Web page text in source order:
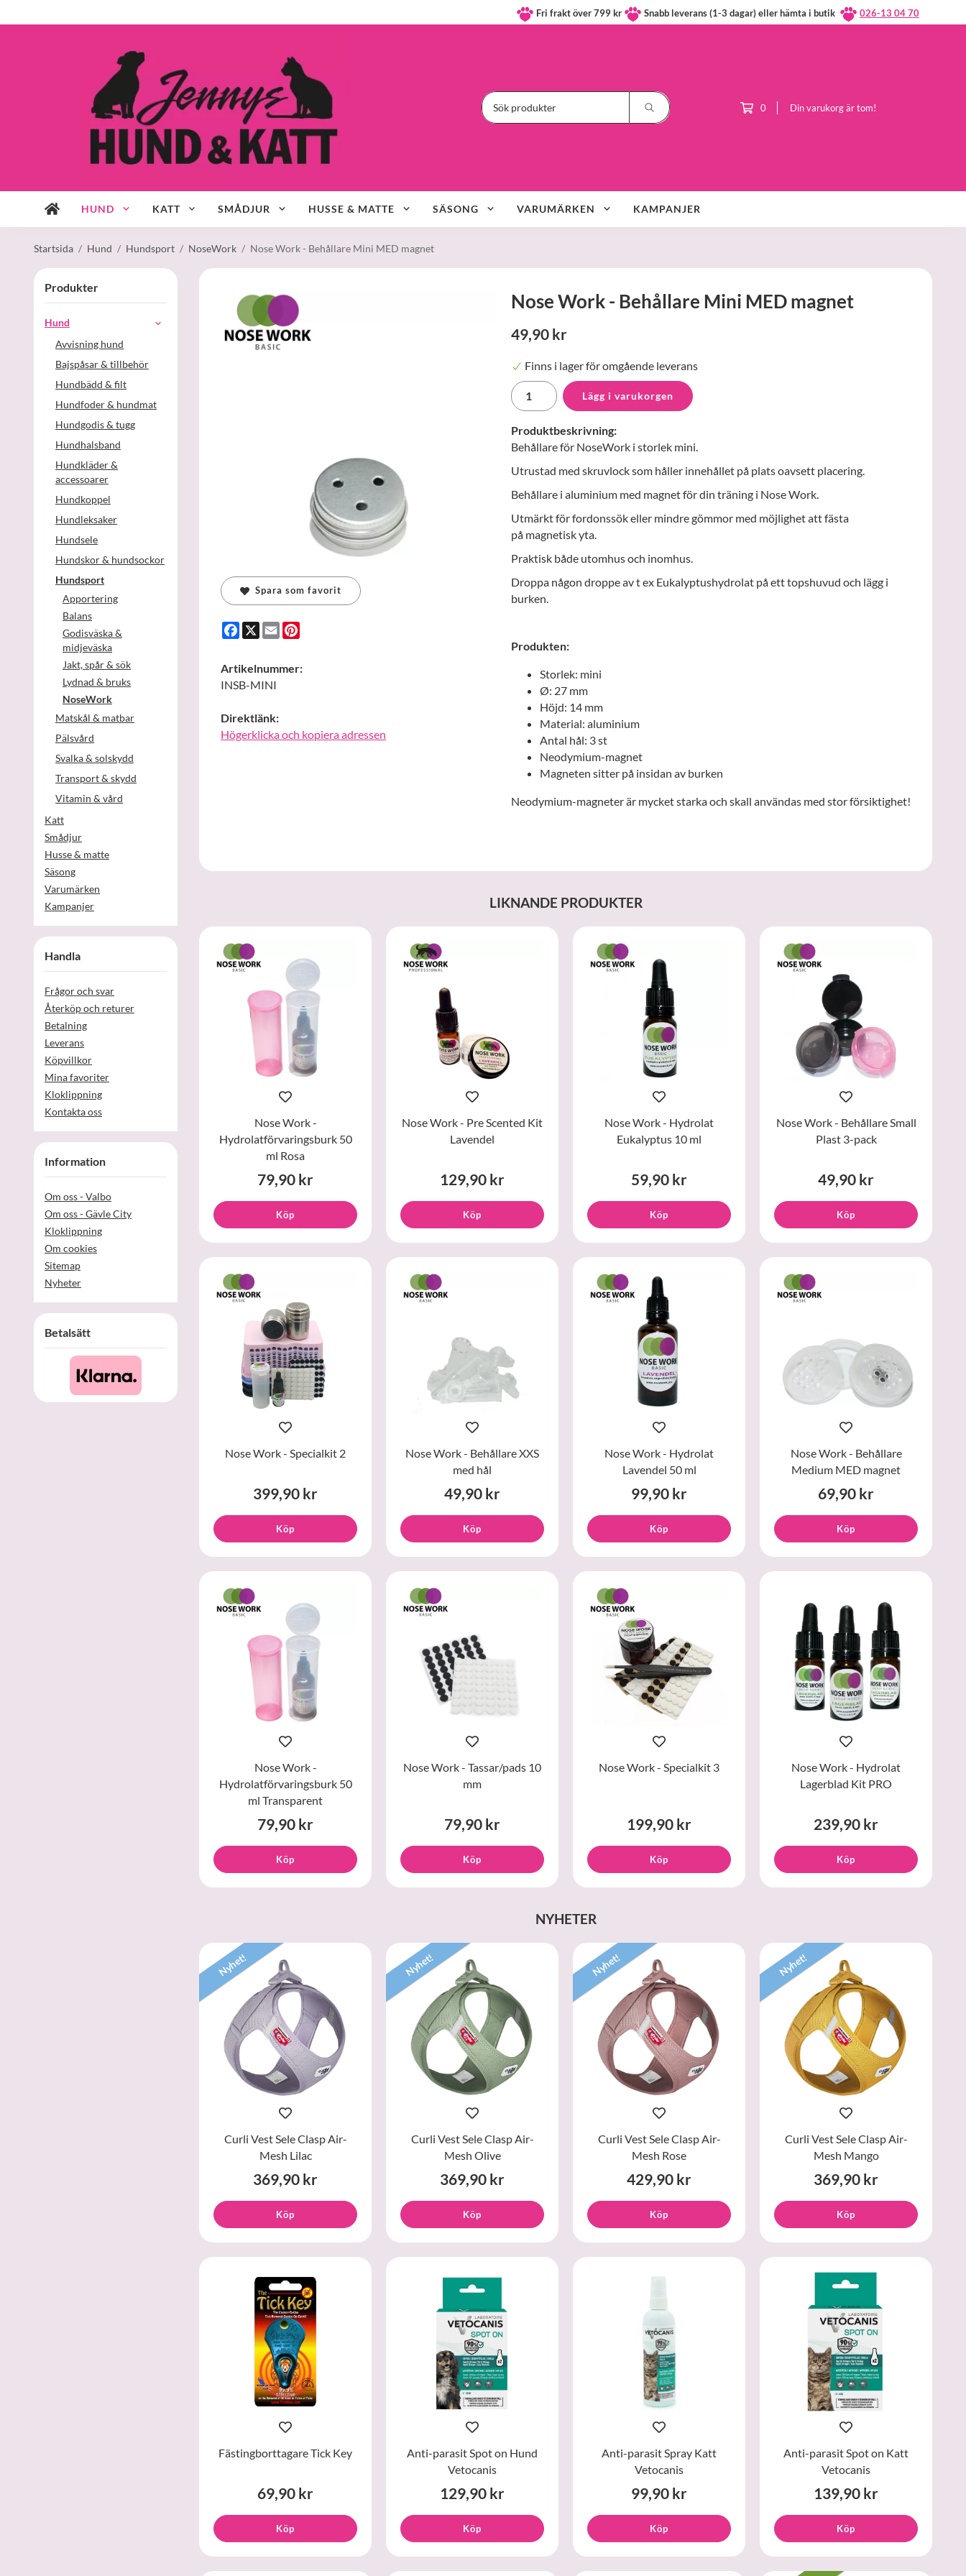
Fri frakt över 799 kr Snabb leverans (1-3 dagar) eller hämta i butik 026-13 04 70
0 Din varukorg är tom!
HUND KATT SMÅDJUR HUSSE & MATTE SÄSONG VARUMÄRKEN KAMPANJER
Startsida / Hund / Hundsport / NoseWork / Nose Work - Behållare Mini MED magnet
Produkter
Hund
Avvisning hund
Bajspåsar & tillbehör
Hundbädd & filt
Hundfoder & hundmat
Hundgodis & tugg
Hundhalsband
Hundkläder &
accessoarer
Hundkoppel
Hundleksaker
Hundsele
Hundskor & hundsockor
Hundsport
Apportering
Balans
Godisväska &
midjeväska
Jakt, spår & sök
Lydnad & bruks
NoseWork
Matskål & matbar
Pälsvård
Svalka & solskydd
Transport & skydd
Vitamin & vård
Katt
Smådjur
Husse & matte
Säsong
Varumärken
Kampanjer
Handla
Frågor och svar
Återköp och returer
Betalning
Leverans
Köpvillkor
Mina favoriter
Kloklippning
Kontakta oss
Information
Om oss - Valbo
Om oss - Gävle City
Kloklippning
Om cookies
Sitemap
Nyheter
Betalsätt
Nose Work - Behållare Mini MED magnet
49,90 kr
Finns i lager för omgående leverans
Lägg i varukorgen
Produktbeskrivning:
Behållare för NoseWork i storlek mini.
Utrustad med skruvlock som håller innehållet på plats oavsett placering.
Behållare i aluminium med magnet för din träning i Nose Work.
Utmärkt för fordonssök eller mindre gömmor med möjlighet att fästa
på magnetisk yta.
Praktisk både utomhus och inomhus.
Droppa någon droppe av t ex Eukalyptushydrolat på ett topshuvud och lägg i
burken.
Produkten:
Storlek: mini
Ø: 27 mm
Höjd: 14 mm
Material: aluminium
Antal hål: 3 st
Neodymium-magnet
Magneten sitter på insidan av burken
Neodymium-magneter är mycket starka och skall användas med stor försiktighet!
Spara som favorit
Facebook
X Email
Artikelnummer:
INSB-MINI
Direktlänk:
Högerklicka och kopiera adressen
LIKNANDE PRODUKTER
Nose Work -
Hydrolatförvaringsburk 50
ml Rosa
79,90 kr
Köp
Nose Work - Pre Scented Kit
Lavendel
129,90 kr
Köp
Nose Work - Hydrolat
Eukalyptus 10 ml
59,90 kr
Köp
Nose Work - Behållare Small
Plast 3-pack
49,90 kr
Köp
Nose Work - Specialkit 2
399,90 kr
Köp
Nose Work - Behållare XXS
med hål
49,90 kr
Köp
Nose Work - Hydrolat
Lavendel 50 ml
99,90 kr
Köp
Nose Work - Behållare
Medium MED magnet
69,90 kr
Köp
Nose Work -
Hydrolatförvaringsburk 50
ml Transparent
79,90 kr
Köp
Nose Work - Tassar/pads 10
mm
79,90 kr
Köp
Nose Work - Specialkit 3
199,90 kr
Köp
Nose Work - Hydrolat
Lagerblad Kit PRO
239,90 kr
Köp
NYHETER
Nyhet!
Curli Vest Sele Clasp Air-
Mesh Lilac
369,90 kr
Köp
Nyhet!
Curli Vest Sele Clasp Air-
Mesh Olive
369,90 kr
Köp
Nyhet!
Curli Vest Sele Clasp Air-
Mesh Rose
429,90 kr
Köp
Nyhet!
Curli Vest Sele Clasp Air-
Mesh Mango
369,90 kr
Köp
Fästingborttagare Tick Key
69,90 kr
Köp
Anti-parasit Spot on Hund
Vetocanis
129,90 kr
Köp
Anti-parasit Spray Katt
Vetocanis
99,90 kr
Köp
Anti-parasit Spot on Katt
Vetocanis
139,90 kr
Köp